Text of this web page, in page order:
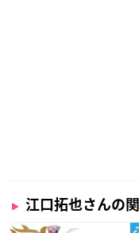
江口拓也さんの